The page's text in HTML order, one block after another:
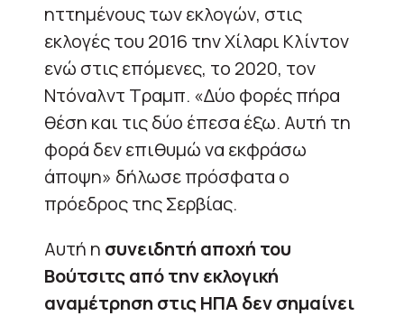
ηττημένους των εκλογών, στις
εκλογές του 2016 την Χίλαρι Κλίντον
ενώ στις επόμενες, το 2020, τον
Ντόναλντ Τραμπ. «Δύο φορές πήρα
θέση και τις δύο έπεσα έξω. Αυτή τη
φορά δεν επιθυμώ να εκφράσω
άποψη» δήλωσε πρόσφατα ο
πρόεδρος της Σερβίας.
Αυτή η συνειδητή αποχή του
Βούτσιτς από την εκλογική
αναμέτρηση στις ΗΠΑ δεν σημαίνει